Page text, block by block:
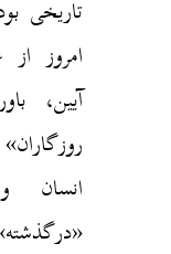
تاریخی
امروز
آیین،
انسان